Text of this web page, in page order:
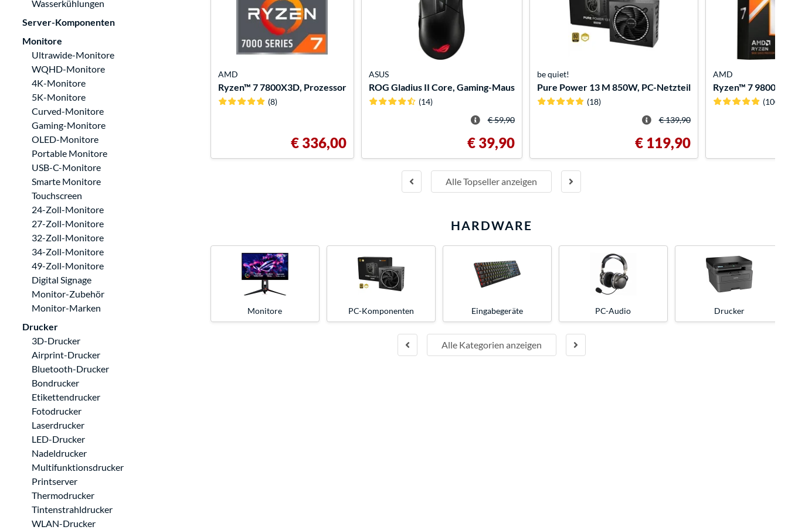
Wasserkühlungen
Server-Komponenten
Monitore
Ultrawide-Monitore
WQHD-Monitore
4K-Monitore
5K-Monitore
Curved-Monitore
Gaming-Monitore
OLED-Monitore
Portable Monitore
USB-C-Monitore
Smarte Monitore
Touchscreen
24-Zoll-Monitore
27-Zoll-Monitore
32-Zoll-Monitore
34-Zoll-Monitore
49-Zoll-Monitore
Digital Signage
Monitor-Zubehör
Monitor-Marken
Drucker
3D-Drucker
Airprint-Drucker
Bluetooth-Drucker
Bondrucker
Etikettendrucker
Fotodrucker
Laserdrucker
LED-Drucker
Nadeldrucker
Multifunktionsdrucker
Printserver
Thermodrucker
Tintenstrahldrucker
WLAN-Drucker
Alle Topseller anzeigen
AMD
Ryzen™ 7 7800X3D, Prozessor
(8)
€ 336,00
ASUS
ROG Gladius II Core, Gaming-Maus
(14)
€ 59,90
€ 39,90
be quiet!
Pure Power 13 M 850W, PC-Netzteil
(18)
€ 139,90
€ 119,90
AMD
Ryzen™ 7
(100)
HARDWARE
Alle Kategorien anzeigen
Monitore PC-Komponenten Eingabegeräte PC-Audio Drucker